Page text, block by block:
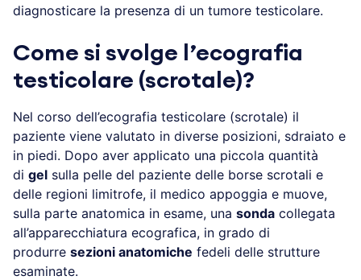
diagnosticare la presenza di un tumore testicolare.
Come si svolge l’ecografia
testicolare (scrotale)?
Nel corso dell’ecografia testicolare (scrotale) il
paziente viene valutato in diverse posizioni, sdraiato e
in piedi. Dopo aver applicato una piccola quantità
di gel sulla pelle del paziente delle borse scrotali e
delle regioni limitrofe, il medico appoggia e muove,
sulla parte anatomica in esame, una sonda collegata
all’apparecchiatura ecografica, in grado di
produrre sezioni anatomiche fedeli delle strutture
esaminate.